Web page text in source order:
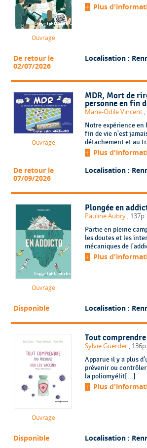
Ouvrage
Plus
De retour le
02/07/2026
Localisation :
Ouvrage
MDR, Mort de
personne en fin
Marie-Odile Vincent
Notre expérience en
fin de vie n'est
détachement et au
Plus
De retour le
07/09/2026
Localisation :
Ouvrage
Plongée en
Pauline Aubry , 137p.
Partie en pleine
les doutes et les
mécaniques de
Plus
Disponible Localisation :
Ouvrage
Tout
Sylvie Guerder , 136p.
Apparue il y a plus
prévenir ou
la poliomyélit[...]
Plus
Disponible Localisation :